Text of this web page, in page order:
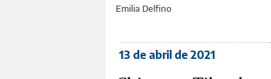
Emilia Delfino
13 de abril de 2021